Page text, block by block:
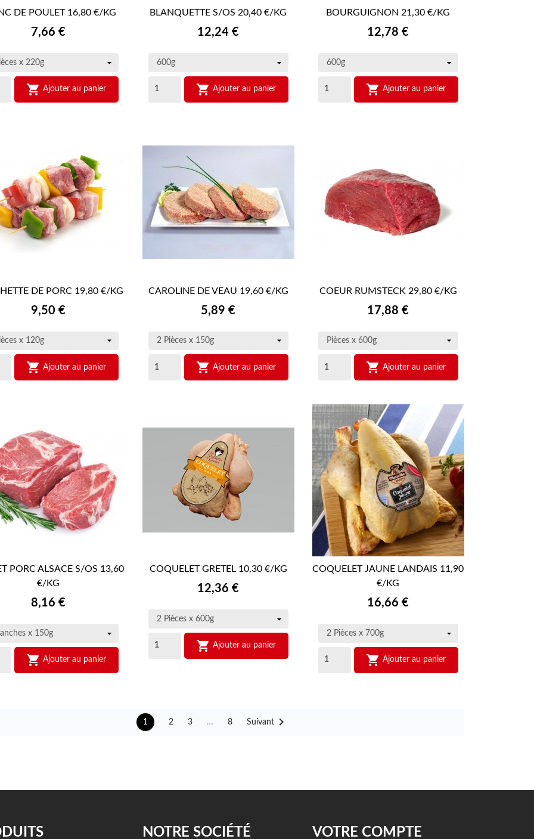
APERÇU RAPIDE
DE POULET 16,80 €/KG
Prix
7,66 €
 Ajouter au panier
APERÇU RAPIDE
BLANQUETTE S/OS 20,40 €/KG
Prix
12,24 €
 Ajouter au panier
APERÇU RAPIDE
BOURGUIGNON 21,30 €/KG
Prix
12,78 €
 Ajouter au panier
APERÇU RAPIDE
DE PORC 19,80 €/KG
Prix
9,50 €
 Ajouter au panier
APERÇU RAPIDE
CAROLINE DE VEAU 19,60 €/KG
Prix
5,89 €
 Ajouter au panier
APERÇU RAPIDE
COEUR RUMSTECK 29,80 €/KG
Prix
17,88 €
 Ajouter au panier
APERÇU RAPIDE
PORC ALSACE S/OS 13,60
€/KG
Prix
8,16 €
 Ajouter au panier
APERÇU RAPIDE
COQUELET GRETEL 10,30 €/KG
Prix
12,36 €
 Ajouter au panier
APERÇU RAPIDE
COQUELET JAUNE LANDAIS 11,90
€/KG
Prix
16,66 €
 Ajouter au panier
1 2 3 … 8 Suivant 
NOTRE SOCIÉTÉ VOTRE COMPTE